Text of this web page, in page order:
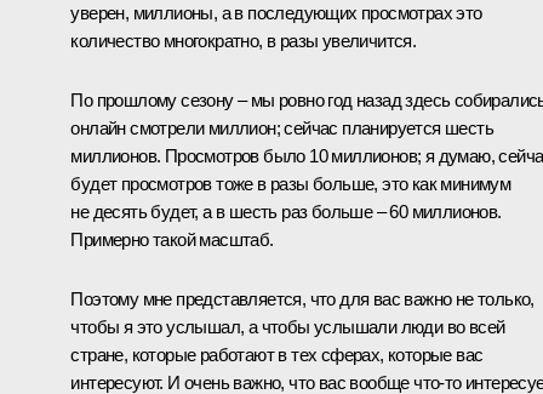
уверен, миллионы, а в последующих просмотрах это
количество многократно, в разы увеличится.
По прошлому сезону – мы ровно год назад здесь
онлайн смотрели миллион; сейчас планируется шесть
миллионов. Просмотров было 10 миллионов; я думаю,
будет просмотров тоже в разы больше, это как минимум
не десять будет, а в шесть раз больше – 60 миллионов.
Примерно такой масштаб.
Поэтому мне представляется, что для вас важно не только,
чтобы я это услышал, а чтобы услышали люди во всей
стране, которые работают в тех сферах, которые вас
интересуют. И очень важно, что вас вообще что‑то